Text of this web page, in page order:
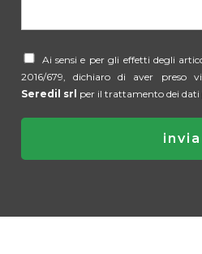
Ai sensi e per gli effetti degli
2016/679, dichiaro di aver preso
Seredil srl per il trattamento dei dati